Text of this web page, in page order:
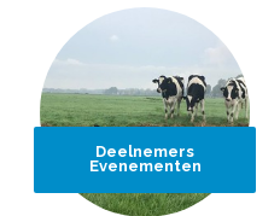
Deelnemers
Evenementen